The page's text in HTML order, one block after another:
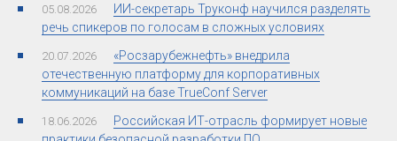
05.08.2026
ИИ-секретарь Труконф научился разделять
речь спикеров по голосам в сложных условиях
20.07.2026
«Росзарубежнефть» внедрила
отечественную платформу для корпоративных
коммуникаций на базе TrueConf Server
18.06.2026
Российская ИТ-отрасль формирует новые